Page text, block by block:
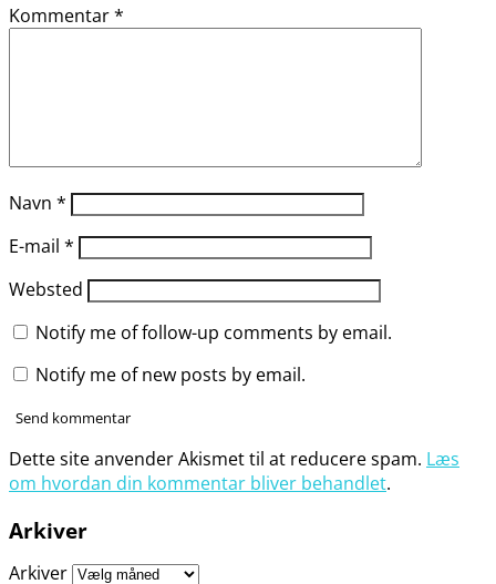
Kommentar*
Navn *
E-mail *
Websted
Notify me of follow-up comments by email.
Notify me of new posts by email.
Dette site anvender Akismet til at reducere spam. Læs
om hvordan din kommentar bliver behandlet.
Arkiver
Arkiver